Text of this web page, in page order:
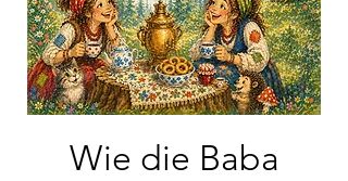
Wie die Baba